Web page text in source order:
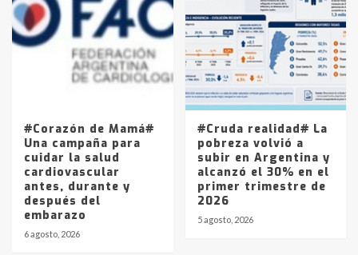
4
joven de Trenque Lauquen
Los precios de los combustibles en
La Pampa, desde YPF hasta Axion
entre 857 a 1338 pesos
#Corazón de Mamá#
Una campaña para
cuidar la salud
cardiovascular
antes, durante y
después del
embarazo
6 agosto, 2026
#Cruda realidad# La
pobreza volvió a
subir en Argentina y
alcanzó el 30% en el
primer trimestre de
2026
5 agosto, 2026